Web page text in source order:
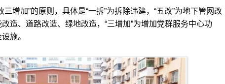
加”的原则，具体是“一拆”为拆除违建，“五改”为地下管网改
造、道路改造、绿地改造，“三增加”为增加党群服务中心功
施。